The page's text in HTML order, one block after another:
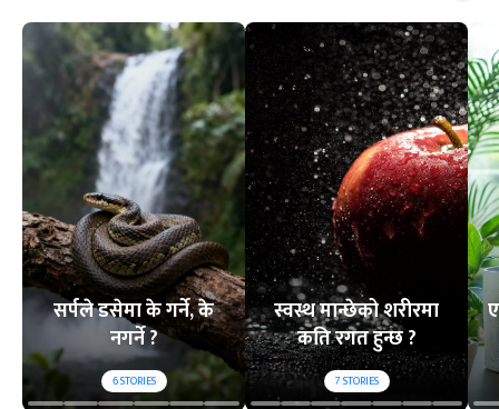
सर्पले डसेमा के गर्ने, के
नगर्ने ?
6STORIES
स्वस्थ मान्छेको शरीरमा
कति रगत हुन्छ ?
7STORIES